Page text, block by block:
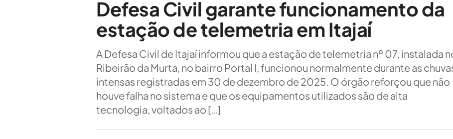
Defesa Civil garante funcionamento da
estação de telemetria em Itajaí
A Defesa Civil de Itajaí informou que a estação de telemetria nº 07, instalada
Ribeirão da Murta, no bairro Portal I, funcionou normalmente durante as
intensas registradas em 30 de dezembro de 2025. O órgão reforçou que não
houve falha no sistema e que os equipamentos utilizados são de alta
tecnologia, voltados ao […]